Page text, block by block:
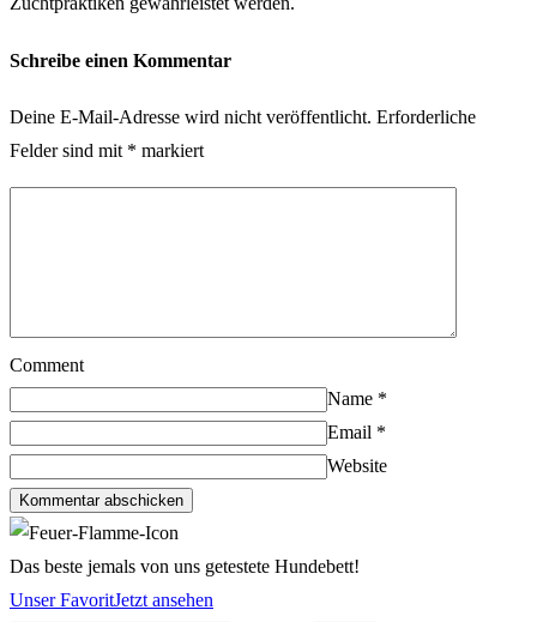
Schreibe einen Kommentar
Deine E-Mail-Adresse wird nicht veröffentlicht. Erforderliche
Felder sind mit * markiert
Comment
Name *
Email *
Website
Kommentar abschicken
Das beste jemals von uns getestete Hundebett!
Unser FavoritJetzt ansehen